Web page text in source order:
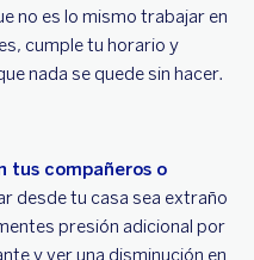
no es lo mismo trabajar en
cumple tu horario y
nada se quede sin hacer.
tus compañeros o
desde tu casa sea extraño
presión adicional por
y ver una disminución en